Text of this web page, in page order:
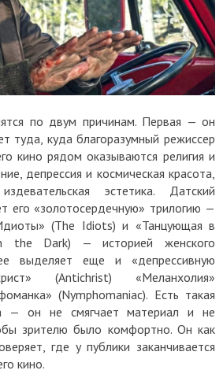
по двум причинам. Первая — он
туда, куда благоразумный режиссер
кино рядом оказываются религия и
депрессия и космическая красота,
эстетика. Датский
его «золотосердечную» трилогию —
(The Idiots) и «Танцующая в
the Dark) — историей женского
выделяет еще и «депрессивную
(Antichrist) «Меланхолия»
(Nymphomaniac). Есть такая
— он не смягчает материал и не
зрителю было комфортно. Он как
где у публики заканчивается
кино.